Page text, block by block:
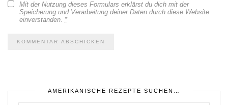
Mit der Nutzung dieses Formulars erklärst du dich mit der
Speicherung und Verarbeitung deiner Daten durch diese Website
einverstanden. *
AMERIKANISCHE REZEPTE SUCHEN…